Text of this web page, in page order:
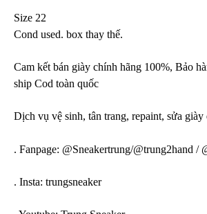
Size 22
Cond used. box thay thế.
Cam kết bán giày chính hãng 100%, Bảo
ship Cod toàn quốc
Dịch vụ vệ sinh, tân trang, repaint, sửa giày
. Fanpage: @Sneakertrung/@trung2hand /
. Insta: trungsneaker